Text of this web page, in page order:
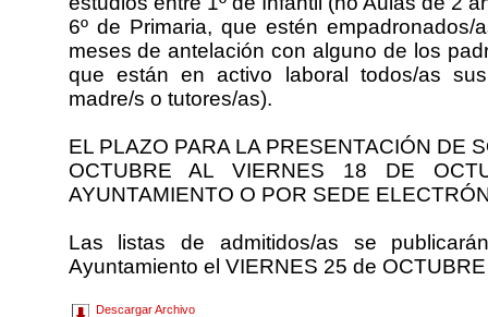
6º de Primaria, que estén
meses de antelación con alguno de los
que están en activo laboral todos/as
madre/s o tutores/as).
EL PLAZO PARA LA PRESENTACIÓN DE
OCTUBRE AL VIERNES 18 DE
AYUNTAMIENTO O POR SEDE
Las listas de admitidos/as se
Ayuntamiento el VIERNES 25 de
Descargar Archivo